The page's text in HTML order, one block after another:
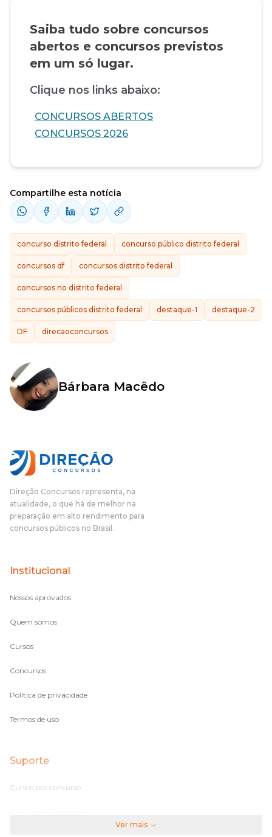
Saiba tudo sobre concursos
abertos e concursos previstos
em um só lugar.
Clique nos links abaixo:
CONCURSOS ABERTOS
CONCURSOS 2026
Compartilhe esta notícia
concurso distrito federal concurso público distrito federal
concursos df concursos distrito federal
concursos no distrito federal
concursos públicos distrito federal destaque-1 destaque-2
DF direcaoconcursos
Bárbara Macêdo
Direção Concursos representa, na
atualidade, o que há de melhor na
preparação em alto rendimento para
concursos públicos no Brasil.
Institucional
Nossos aprovados
Quem somos
Cursos
Concursos
Política de privacidade
Termos de uso
Suporte
Cursos por concurso
Ver mais